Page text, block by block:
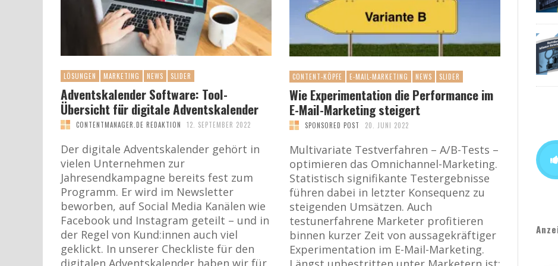
LÖSUNGEN MARKETING NEWS SLIDER
Adventskalender Software: Tool-
Übersicht für digitale Adventskalender
CONTENTMANAGER.DE REDAKTION 12. SEPTEMBER 2022
Der digitale Adventskalender gehört in
vielen Unternehmen zur
Jahresendkampagne bereits fest zum
Programm. Er wird im Newsletter
beworben, auf Social Media Kanälen wie
Facebook und Instagram geteilt – und in
der Regel von Kund:innen auch viel
geklickt. In unserer Checkliste für den
digitalen Adventskalender haben wir für
CONTENT-KÖPFE E-MAIL-MARKETING NEWS SLIDER
Wie Experimentation die Performance im
E-Mail-Marketing steigert
SPONSORED POST 20. JUNI 2022
Multivariate Testverfahren – A/B-Tests –
optimieren das Omnichannel-Marketing.
Statistisch signifikante Testergebnisse
führen dabei in letzter Konsequenz zu
steigenden Umsätzen. Auch
testunerfahrene Marketer profitieren
binnen kurzer Zeit von aussagekräftiger
Experimentation im E-Mail-Marketing.